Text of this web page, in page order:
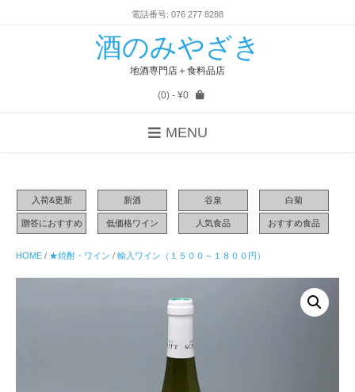
電話番号: 076 277 8288
酒のみやざき
地酒専門店＋食料品店
(0)- ¥0
MENU
入荷&更新 新酒 谷泉 白菊
贈答におすすめ 低価格ワイン 人気食品 おすすめ食品
HOME / ★焼酎・ワイン / 輸入ワイン（１５００～１８００円）